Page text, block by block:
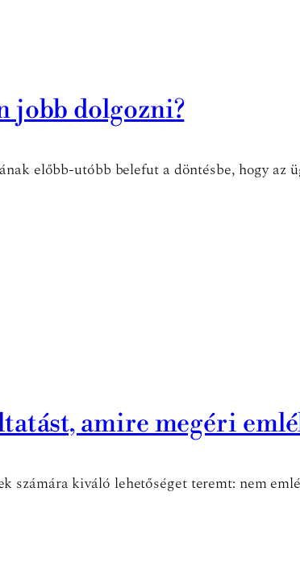
jobb dolgozni?
előbb-utóbb belefut a döntésbe, hogy az
amire megéri
számára kiváló lehetőséget teremt: nem